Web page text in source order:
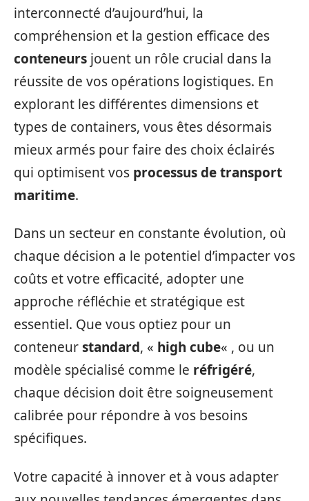
interconnecté d’aujourd’hui, la
compréhension et la gestion efficace des
conteneurs jouent un rôle crucial dans la
réussite de vos opérations logistiques. En
explorant les différentes dimensions et
types de containers, vous êtes désormais
mieux armés pour faire des choix éclairés
qui optimisent vos processus de transport
maritime.
Dans un secteur en constante évolution, où
chaque décision a le potentiel d’impacter vos
coûts et votre efficacité, adopter une
approche réfléchie et stratégique est
essentiel. Que vous optiez pour un
conteneurstandard, « high cube« , ou un
modèle spécialisé comme le réfrigéré,
chaque décision doit être soigneusement
calibrée pour répondre à vos besoins
spécifiques.
Votre capacité à innover et à vous adapter